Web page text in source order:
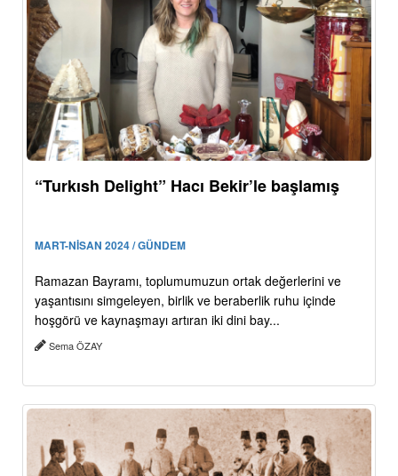
“Turkısh Delight” Hacı Bekir’le başlamış
MART-NİSAN 2024 / GÜNDEM
Ramazan Bayramı, toplumumuzun ortak değerlerini ve
yaşantısını simgeleyen, birlik ve beraberlik ruhu içinde
hoşgörü ve kaynaşmayı artıran iki dini bay...
Sema ÖZAY